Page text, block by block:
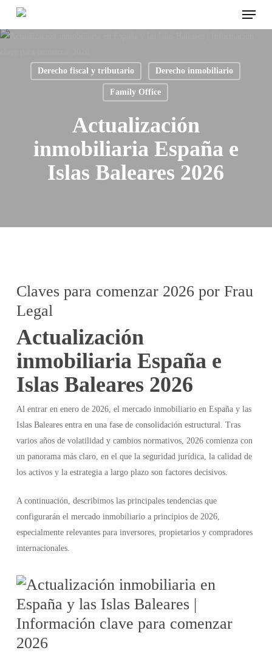
main
Menu
Derecho fiscal y tributario Derecho inmobiliario
Family Office
Actualización
inmobiliaria España e
Islas Baleares 2026
Claves para comenzar 2026 por Frau
Legal
Actualización
inmobiliaria España e
Islas Baleares 2026
Al entrar en enero de 2026, el mercado inmobiliario en España y las
Islas Baleares entra en una fase de consolidación estructural. Tras
varios años de volatilidad y cambios normativos, 2026 comienza con
un panorama más claro, en el que la seguridad jurídica, la calidad de
los activos y la estrategia a largo plazo son factores decisivos.
A continuación, describimos las principales tendencias que
configurarán el mercado inmobiliario a principios de 2026,
especialmente relevantes para inversores, propietarios y compradores
internacionales.